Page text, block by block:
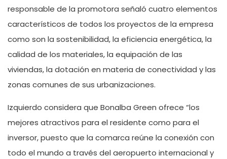
responsable de la promotora señaló cuatro elementos
característicos de todos los proyectos de la empresa
como son la sostenibilidad, la eficiencia energética, la
calidad de los materiales, la equipación de las
viviendas, la dotación en materia de conectividad y las
zonas comunes de sus urbanizaciones.
Izquierdo considera que Bonalba Green ofrece “los
mejores atractivos para el residente como para el
inversor, puesto que la comarca reúne la conexión con
todo el mundo a través del aeropuerto internacional y